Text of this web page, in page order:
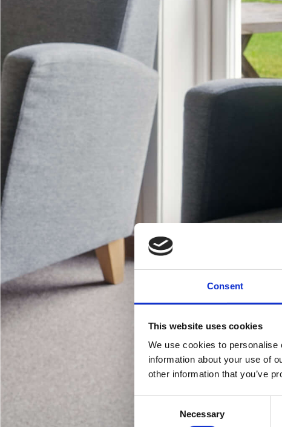
Consent
This website uses cookies
We use cookies to
information about your use of
other information that you’ve
Necessary